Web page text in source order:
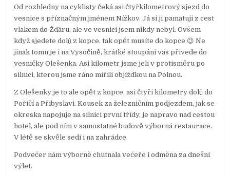
Od rozhledny na cyklisty čeká asi čtyřkilometrový sjezd do
vesnice s příznačným jménem Nížkov. Já si ji pamatuji z cest
vlakem do Žďáru, ale ve vesnici jsem nikdy nebyl. Ovšem
když sjedete dolů z kopce, tak opět musíte do kopce 😉 Ne
jinak tomu je i na Vysočině, krátké stoupání vás přivede do
vesničky Olešenka. Asi kilometr jsme jeli v protisměru po
silnici, kterou jsme ráno mířili objížďkou na Polnou.
Z Olešenky je to ale opět z kopce, asi čtyři kilometry dolů do
Poříčí a Přibyslavi. Kousek za železničním podjezdem, jak se
okreska napojuje na silnici první třídy, je napravo nad cestou
hotel, ale pod ním v samostatné budově výborná restaurace.
V létě se skvěle sedí i na zahrádce.
Podvečer nám výborně chutnala večeře i odměna za dnešní
výlet.